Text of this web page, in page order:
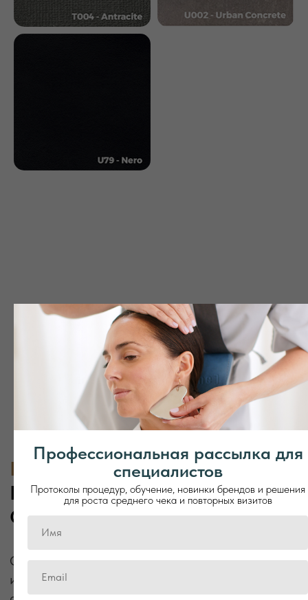
Получить условия покупки
Lemi — итальянский бренд премиального
оборудования для spa, медицины и косметологии.
Производство 100% в Италии, гарантия до 10 лет,
LEMI - КОСМЕТОЛОГИЧЕСКИЕ,
МАССАЖНЫЕ И SPA-КУШЕТКИ
ИЗ ИТАЛИИ
Профессиональная рассылка для
специалистов
Протоколы процедур, обучение, новинки брендов и решения
для роста среднего чека и повторных визитов